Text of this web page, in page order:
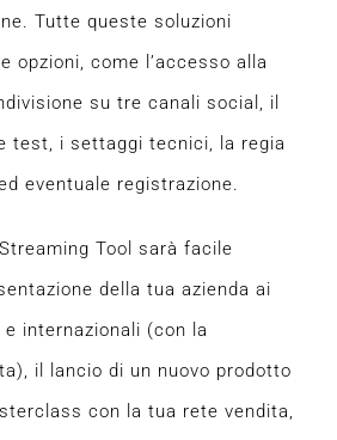
Tutte queste soluzioni
opzioni, come l’accesso alla
su tre canali social, il
test, i settaggi tecnici, la regia
eventuale registrazione.
Tool sarà facile
della tua azienda ai
internazionali (con la
il lancio di un nuovo prodotto
con la tua rete vendita,